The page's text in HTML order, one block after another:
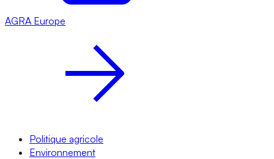
AGRA Europe
Politique agricole
Environnement